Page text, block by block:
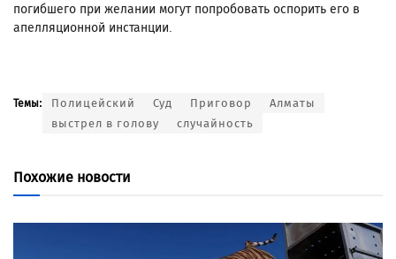
погибшего при желании могут попробовать оспорить его в
апелляционной инстанции.
Темы: Полицейский Суд Приговор
Алматы
выстрел в голову
случайность
Похожие новости